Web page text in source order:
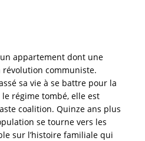
appartement dont une
communiste.
sa vie à se battre pour la
régime tombé, elle est
coalition. Quinze ans plus
se tourne vers les
sur l’histoire familiale qui